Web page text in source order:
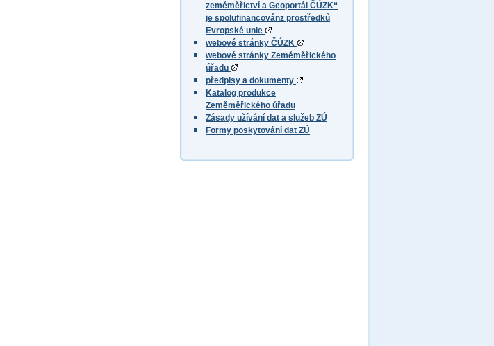
zeměměřictví a Geoportál ČÚZK“
je spolufinancovánz prostředků
Evropské unie
webové stránky ČÚZK
webové stránky Zeměměřického
úřadu
předpisy a dokumenty
Katalog produkce
Zeměměřického úřadu
Zásady užívání dat a služeb ZÚ
Formy poskytování dat ZÚ